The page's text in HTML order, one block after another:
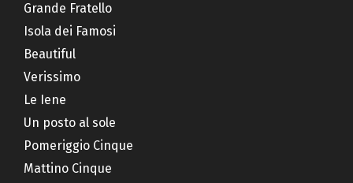
Grande Fratello
Isola dei Famosi
Beautiful
Verissimo
Le Iene
Un posto al sole
Pomeriggio Cinque
Mattino Cinque